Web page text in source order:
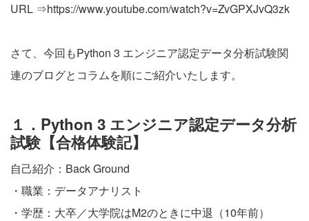
URL ⇒https://www.youtube.com/watch?v=ZvGPXJvQ3zk
さて、今回もPython 3 エンジニア認定データ分析試験関
連のブログとコラムを順にご紹介いたします。
１．Python 3 エンジニア認定データ分析
試験【合格体験記】
自己紹介：Back Ground
・職業：データアナリスト
・学歴：大卒／大学院はM2のときに中退（10年前）